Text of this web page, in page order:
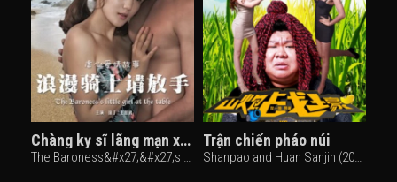
Chàng kỵ sĩ lãng mạn xin hãy buông tay
The Baroness&#x27;&#x27;s Little Girl at the Table (2017)
Trận chiến pháo núi
Shanpao and Huan Sanjin (2016)